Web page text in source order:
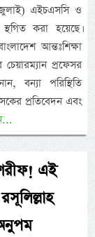
এইচএসসি ও
করা হয়েছে।
আন্তঃশিক্ষা
প্রফেসর
বন্যা পরিস্থিতি
প্রতিবেদন এবং
এই